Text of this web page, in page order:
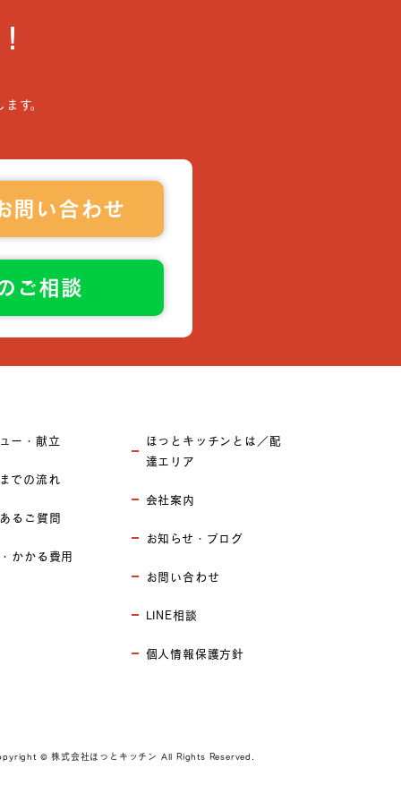
す。
問い合わせ
ご相談
ー・献立
での流れ
るご質問
かかる費用
ほっとキッチンとは／配
達エリア
会社案内
お知らせ・ブログ
お問い合わせ
LINE相談
個人情報保護方針
© 株式会社ほっとキッチン All Rights Reserved.